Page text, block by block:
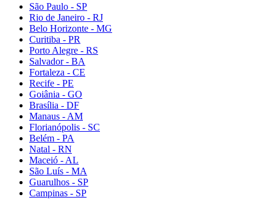
São Paulo - SP
Rio de Janeiro - RJ
Belo Horizonte - MG
Curitiba - PR
Porto Alegre - RS
Salvador - BA
Fortaleza - CE
Recife - PE
Goiânia - GO
Brasília - DF
Manaus - AM
Florianópolis - SC
Belém - PA
Natal - RN
Maceió - AL
São Luís - MA
Guarulhos - SP
Campinas - SP